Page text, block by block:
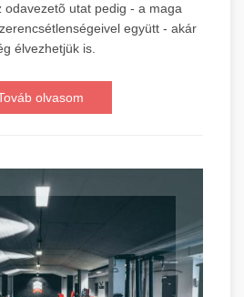
odavezetõ utat pedig - a maga
együtt - akár
élvezhetjük is.
olvasom